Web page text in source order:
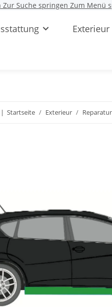
Zur Suche springen Zum Menü
Exterieur
Startseite Exterieur